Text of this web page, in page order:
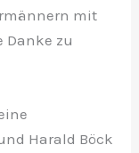
mit
Danke zu
Harald Böck